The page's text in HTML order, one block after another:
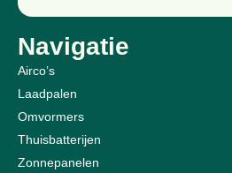
Navigatie
Airco’s
Laadpalen
Omvormers
Thuisbatterijen
Zonnepanelen